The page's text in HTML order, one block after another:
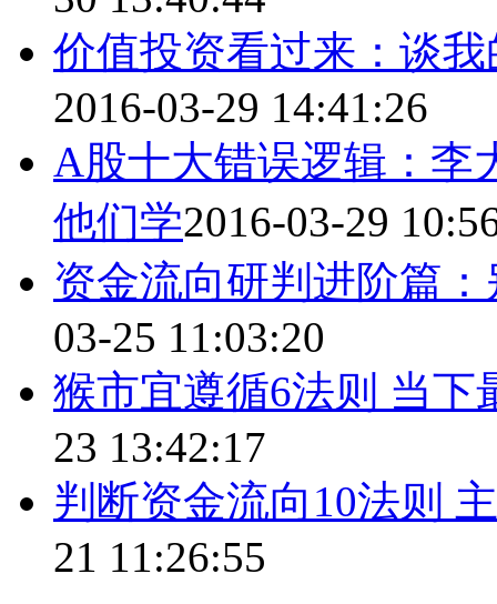
价值投资看过来：谈
2016-03-29 14:41:26
A股十大错误逻辑：李
他们学2016-03-29
资金流向研判进阶篇
03-25 11:03:20
猴市宜遵循6法则 当下
23 13:42:17
判断资金流向10法则
21 11:26:55